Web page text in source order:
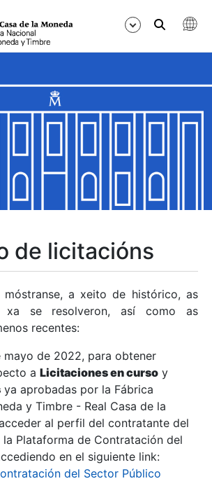
de licitacións
móstranse, a xeito de histórico, as
xa se resolveron, así como as
recentes:
de 2022, para obtener
a Licitaciones en curso y
ya aprobadas por la Fábrica
y Timbre - Real Casa de la
al perfil del contratante del
la Plataforma de Contratación del
en el siguiente link:
del Sector Público